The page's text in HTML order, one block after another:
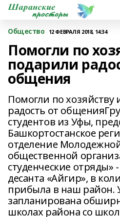
Общество 12 ФЕВРАЛЯ 2018, 14:34
Помогли по
подарили
общения
Помогли по хозяйству
радость от
студентов из Уфы,
Башкортостанское
отделение
общественной
студенческие отряды»
десанта «Айгир», в
прибыла в наш район.
запланирована
школах района со